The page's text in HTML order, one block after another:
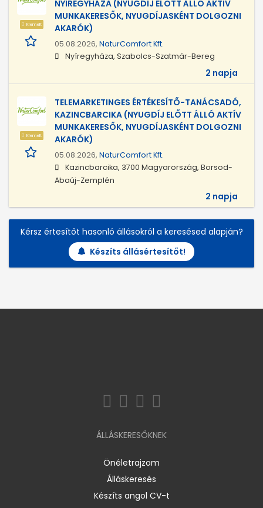
Kiemelt
NYÍREGYHÁZA (NYUGDÍJ ELŐTT ÁLLÓ AKTÍV
MUNKAKERESŐK, NYUGDÍJASKÉNT DOLGOZNI
AKARÓK)
05.08.2026, NaturComfort Kft.
Nyíregyháza, Szabolcs-Szatmár-Bereg
2 napja
Kiemelt
TELEMARKETINGES ÉRTÉKESÍTŐ-TANÁCSADÓ,
KAZINCBARCIKA (NYUGDÍJ ELŐTT ÁLLÓ AKTÍV
MUNKAKERESŐK, NYUGDÍJASKÉNT DOLGOZNI
AKARÓK)
05.08.2026, NaturComfort Kft.
Kazincbarcika, 3700 Magyarország, Borsod-
Abaúj-Zemplén
2 napja
Kérsz értesítőt hasonló állásokról a keresésed alapján?
Készíts állásértesítőt!
ÁLLÁSKERESŐKNEK
Önéletrajzom
Álláskeresés
Készíts angol CV-t